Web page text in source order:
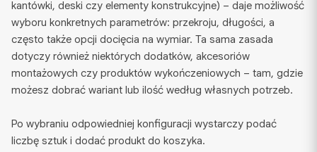
kantówki, deski czy elementy konstrukcyjne) – daje możliwość
wyboru konkretnych parametrów: przekroju, długości, a
często także opcji docięcia na wymiar. Ta sama zasada
dotyczy również niektórych dodatków, akcesoriów
montażowych czy produktów wykończeniowych – tam, gdzie
możesz dobrać wariant lub ilość według własnych potrzeb.
Po wybraniu odpowiedniej konfiguracji wystarczy podać
liczbę sztuk i dodać produkt do koszyka.